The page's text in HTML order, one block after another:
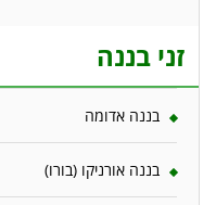
זני בננה
בננה אדומה
בננה אורניקו (בורו)